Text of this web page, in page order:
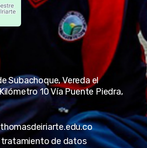
Subachoque, Vereda el
10 Vía Puente Piedra,
de datos